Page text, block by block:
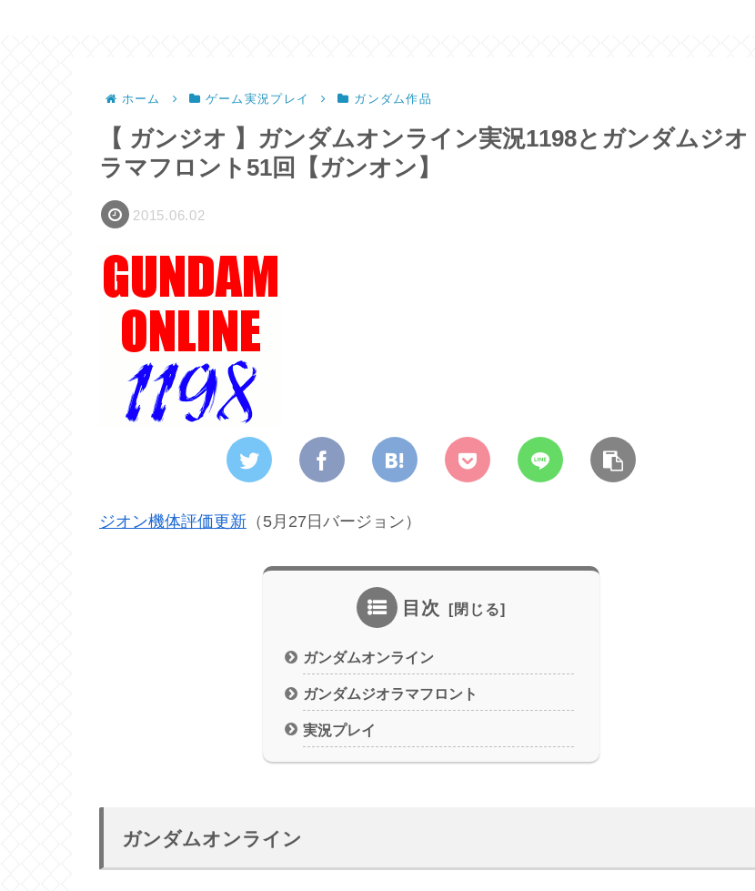
ホーム ゲーム実況プレイ ガンダム作品
【 ガンジオ 】ガンダムオンライン実況1198とガンダムジオ
ラマフロント51回【ガンオン】
2015.06.02
ジオン機体評価更新 （5月27日バージョン）
目次
ガンダムオンライン
ガンダムジオラマフロント
実況プレイ
ガンダムオンライン